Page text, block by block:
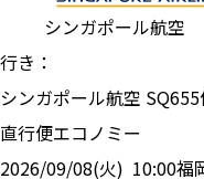
シンガポール航空
行き：
シンガポール航空 SQ655
直行便エコノミー
2026/09/08(火) 10:00福